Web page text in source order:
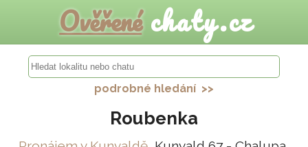
Ověřenéchaty.cz
podrobné hledání >>
Roubenka